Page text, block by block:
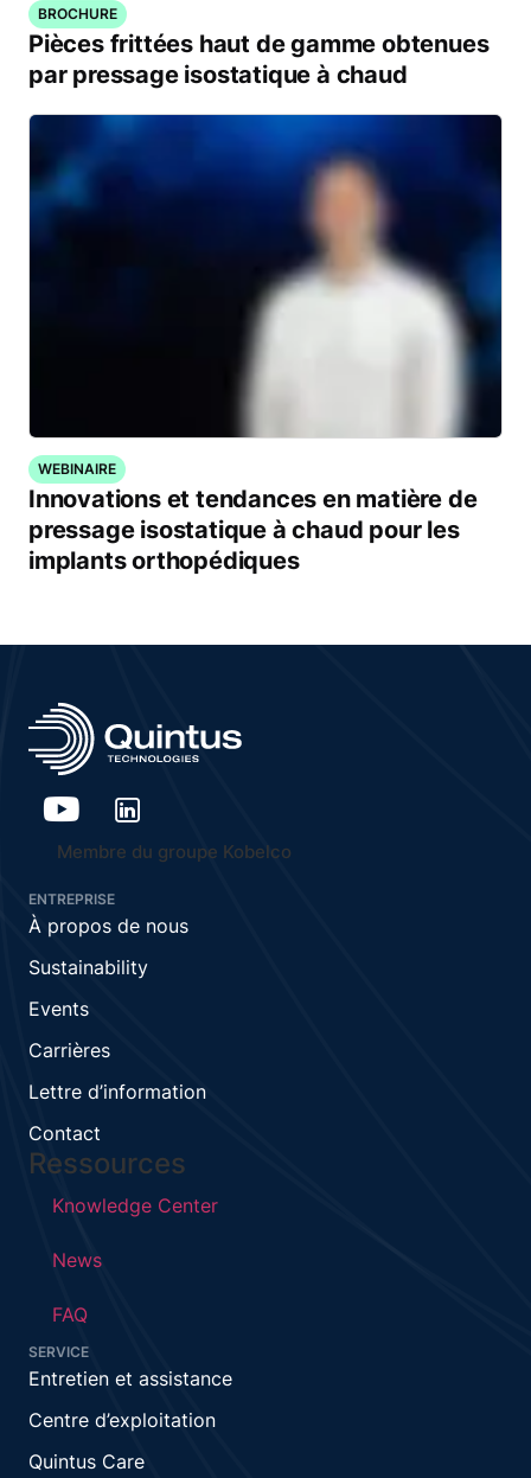
BROCHURE
Pièces frittées haut de gamme obtenues
par pressage isostatique à chaud
WEBINAIRE
Innovations et tendances en matière de
pressage isostatique à chaud pour les
implants orthopédiques
Membre du groupe Kobelco
ENTREPRISE
À propos de nous
Sustainability
Events
Carrières
Lettre d’information
Contact
Ressources
Knowledge Center
News
FAQ
SERVICE
Entretien et assistance
Centre d’exploitation
Quintus Care